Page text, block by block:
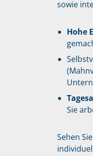
sowie
Hohe
Sie
Sehen